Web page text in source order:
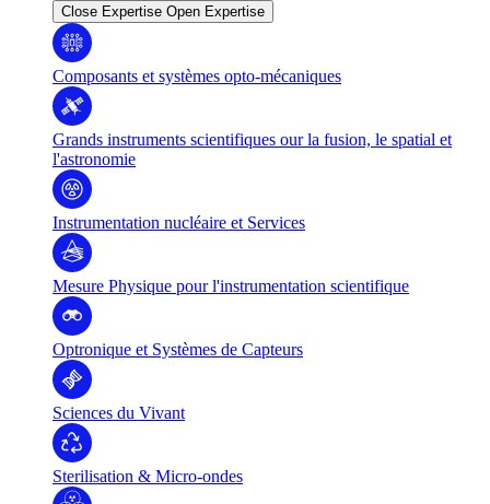
Close Expertise Open Expertise
Composants et systèmes opto-mécaniques
Grands instruments scientifiques our la fusion, le spatial et
l'astronomie
Instrumentation nucléaire et Services
Mesure Physique pour l'instrumentation scientifique
Optronique et Systèmes de Capteurs
Sciences du Vivant
Sterilisation & Micro-ondes